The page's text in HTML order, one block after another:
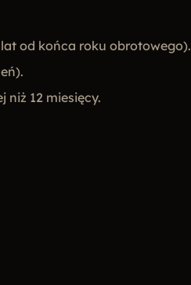
od końca roku obrotowego).
niż 12 miesięcy.